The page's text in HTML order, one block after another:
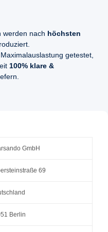
werden nach höchsten
getestet,
100% klare &
GmbH
69
Berlin